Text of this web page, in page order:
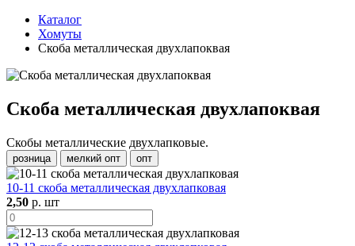
Каталог
Хомуты
Скоба металлическая двухлапоквая
Скоба металлическая двухлапоквая
Скобы металлические двухлапковые.
розница мелкий опт опт
10-11 скоба металлическая двухлапковая
2,50 р. шт